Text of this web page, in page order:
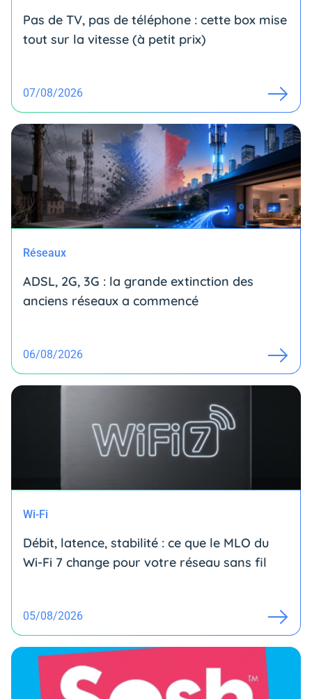
Pas de TV, pas de téléphone : cette box mise
tout sur la vitesse (à petit prix)
07/08/2026
Réseaux
ADSL, 2G, 3G : la grande extinction des
anciens réseaux a commencé
06/08/2026
Wi-Fi
Débit, latence, stabilité : ce que le MLO du
Wi-Fi 7 change pour votre réseau sans fil
05/08/2026